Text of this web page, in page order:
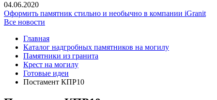
04.06.2020
Оформить памятник стильно и необычно в компании iGranit
Все новости
Главная
Каталог надгробных памятников на могилу
Памятники из гранита
Крест на могилу
Готовые идеи
Постамент КПР10